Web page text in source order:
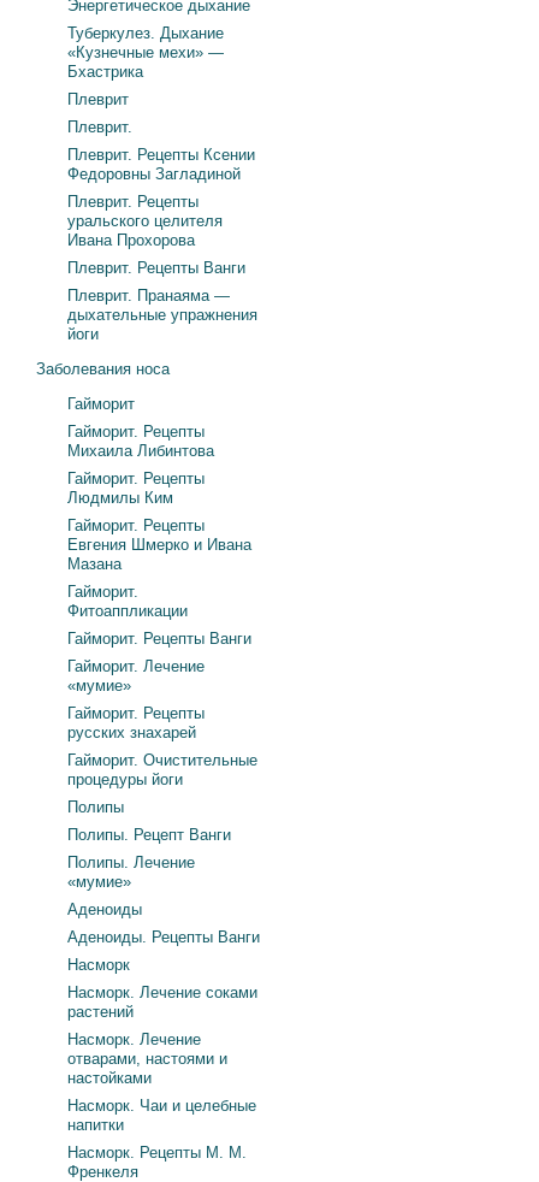
Энергетическое дыхание
Туберкулез. Дыхание
«Кузнечные мехи» —
Бхастрика
Плеврит
Плеврит.
Плеврит. Рецепты Ксении
Федоровны Загладиной
Плеврит. Рецепты
уральского целителя
Ивана Прохорова
Плеврит. Рецепты Ванги
Плеврит. Пранаяма —
дыхательные упражнения
йоги
Заболевания носа
Гайморит
Гайморит. Рецепты
Михаила Либинтова
Гайморит. Рецепты
Людмилы Ким
Гайморит. Рецепты
Евгения Шмерко и Ивана
Мазана
Гайморит.
Фитоаппликации
Гайморит. Рецепты Ванги
Гайморит. Лечение
«мумие»
Гайморит. Рецепты
русских знахарей
Гайморит. Очистительные
процедуры йоги
Полипы
Полипы. Рецепт Ванги
Полипы. Лечение
«мумие»
Аденоиды
Аденоиды. Рецепты Ванги
Насморк
Насморк. Лечение соками
растений
Насморк. Лечение
отварами, настоями и
настойками
Насморк. Чаи и целебные
напитки
Насморк. Рецепты М. М.
Френкеля